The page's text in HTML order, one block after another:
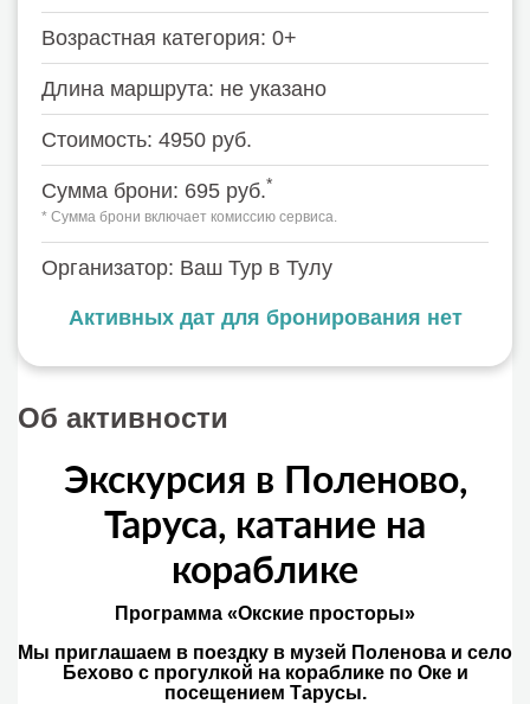
Возрастная категория: 0+
Длина маршрута: не указано
Стоимость: 4950 руб.
Сумма брони: 695 руб.*
* Сумма брони включает комиссию сервиса.
Организатор: Ваш Тур в Тулу
Активных дат для бронирования нет
Об активности
Экскурсия в Поленово,
Таруса, катание на
кораблике
Программа «Окские просторы»
Мы приглашаем в поездку в музей Поленова и село
Бехово с прогулкой на кораблике по Оке и
посещением Тарусы.